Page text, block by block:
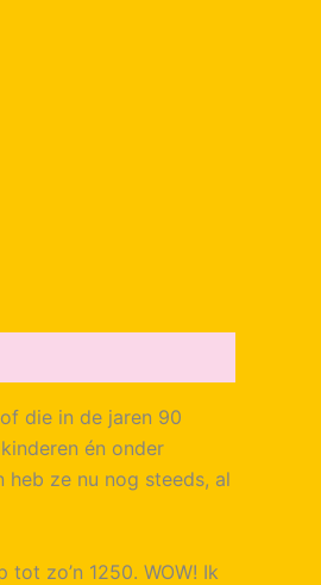
die in de jaren 90
én onder
ze nu nog steeds, al
zo’n 1250. WOW! Ik